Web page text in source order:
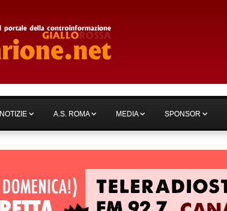
NOTIZIE A.S. ROMA MEDIA SPONSOR